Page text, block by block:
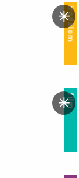
irodalom
film